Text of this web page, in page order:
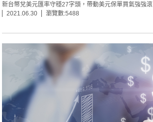
新台幣兌美元匯率守穩27字頭，帶動美元保單買氣強強
2021.06.30
瀏覽數:5488